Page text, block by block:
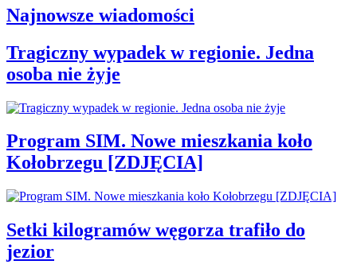
Najnowsze wiadomości
Tragiczny wypadek w regionie. Jedna
osoba nie żyje
Program SIM. Nowe mieszkania koło
Kołobrzegu [ZDJĘCIA]
Setki kilogramów węgorza trafiło do
jezior